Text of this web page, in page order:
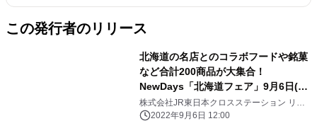
この発行者のリリース
北海道の名店とのコラボフードや銘菓
など合計200商品が大集合！
NewDays「北海道フェア」9月6日(火)
から開催！
株式会社JR東日本クロスステーション リテ
ールカンパニー
2022年9月6日 12:00